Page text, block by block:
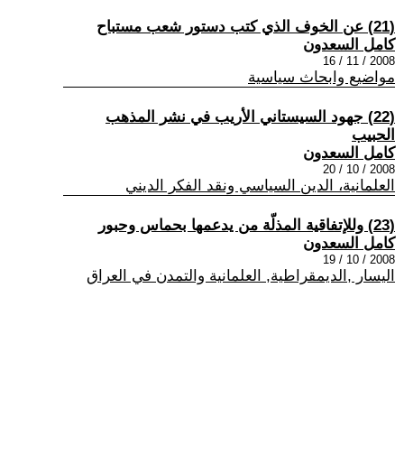
(21) عن الخوف الذي كتب دستور شعب مستباح
كامل السعدون
2008 / 11 / 16
مواضيع وابحاث سياسية
(22) جهود السيستاني الأريب في نشر المذهب
الحبيب
كامل السعدون
2008 / 10 / 20
العلمانية، الدين السياسي ونقد الفكر الديني
(23) وللإتفاقية المذلّة من يدعمها بحماس وحبور
كامل السعدون
2008 / 10 / 19
اليسار ,الديمقراطية, العلمانية والتمدن في العراق